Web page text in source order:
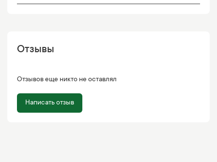
Отзывы
Отзывов еще никто не оставлял
Написать отзыв